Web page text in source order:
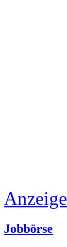
Anzeige
Jobbörse